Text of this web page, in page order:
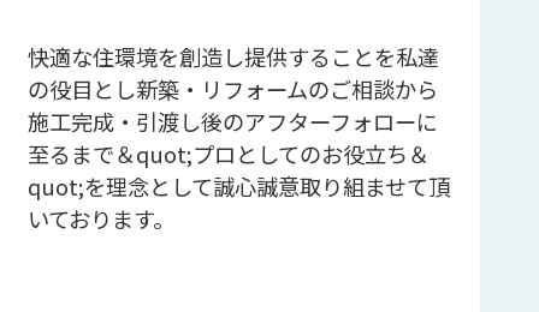
快適な住環境を創造し提供することを私達
の役目とし新築・リフォームのご相談から
施工完成・引渡し後のアフターフォローに
至るまで＆quot;プロとしてのお役立ち＆
quot;を理念として誠心誠意取り組ませて頂
いております。